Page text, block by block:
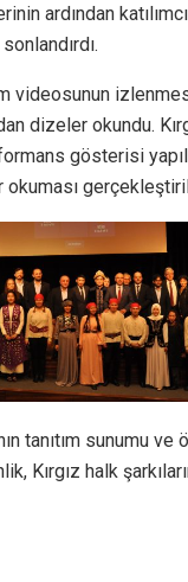
ardından
videosunun
dizeler okundu.
gösterisi
tanıtım sunumu ve
Kırgız halk